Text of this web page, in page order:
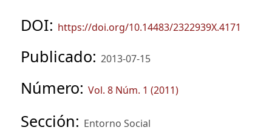
DOI: https://doi.org/10.14483/2322939X.4171
Publicado: 2013-07-15
Número: Vol. 8 Núm. 1 (2011)
Sección: Entorno Social